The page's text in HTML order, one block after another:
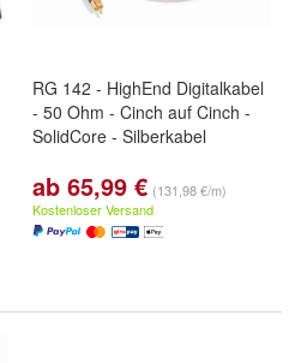
RG 142 - HighEnd Digitalkabel
- 50 Ohm - Cinch auf Cinch -
SolidCore - Silberkabel
ab 65,99 € (131,98 €/m)
Kostenloser Versand